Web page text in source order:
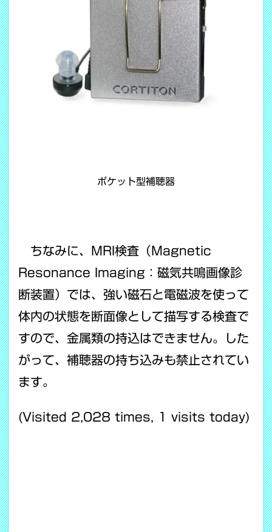
ポケット型補聴器
ちなみに、MRI検査（Magnetic
Resonance Imaging：磁気共鳴画像診
断装置）では、強い磁石と電磁波を使って
体内の状態を断面像として描写する検査で
すので、金属類の持込はできません。した
がって、補聴器の持ち込みも禁止されてい
ます。
(Visited 2,028 times, 1 visits today)